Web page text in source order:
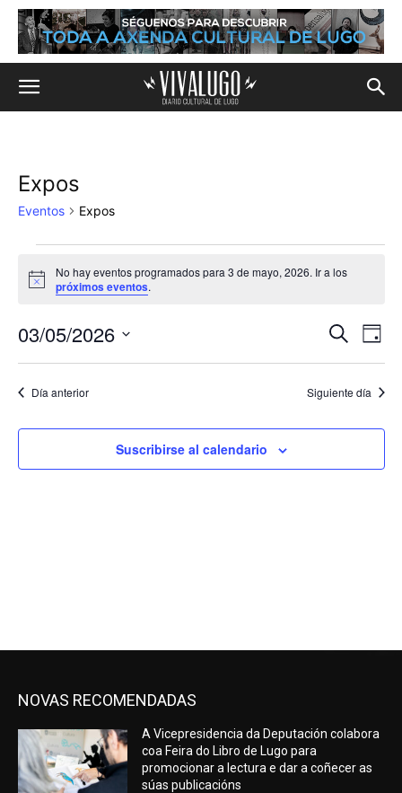
Expos
Eventos Expos
Eventos
en
3
de
mayo,
2026
Aviso
No hay eventos programados para 3 de mayo, 2026. Ir a los
próximos eventos.
de
y
vistas
Buscar
de
Día
03/05/2026
fecha.
Día anterior Siguiente día
Suscribirse al calendario
NOVAS RECOMENDADAS
A Vicepresidencia da Deputación colabora
coa Feira do Libro de Lugo para
promocionar a lectura e dar a coñecer as
súas publicacións